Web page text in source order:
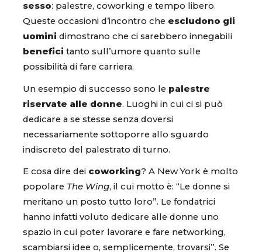
sesso: palestre, coworking e tempo libero.
Queste occasioni d’incontro che escludono gli
uomini dimostrano che ci sarebbero innegabili
benefici tanto sull’umore quanto sulle
possibilità di fare carriera.
Un esempio di successo sono le palestre
riservate alle donne. Luoghi in cui ci si può
dedicare a se stesse senza doversi
necessariamente sottoporre allo sguardo
indiscreto del palestrato di turno.
E cosa dire dei coworking? A New York è molto
popolare The Wing, il cui motto è: “Le donne si
meritano un posto tutto loro”. Le fondatrici
hanno infatti voluto dedicare alle donne uno
spazio in cui poter lavorare e fare networking,
scambiarsi idee o, semplicemente, trovarsi”. Se